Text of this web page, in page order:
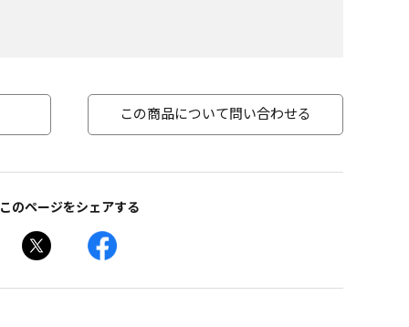
この商品について問い合わせる
このページをシェアする